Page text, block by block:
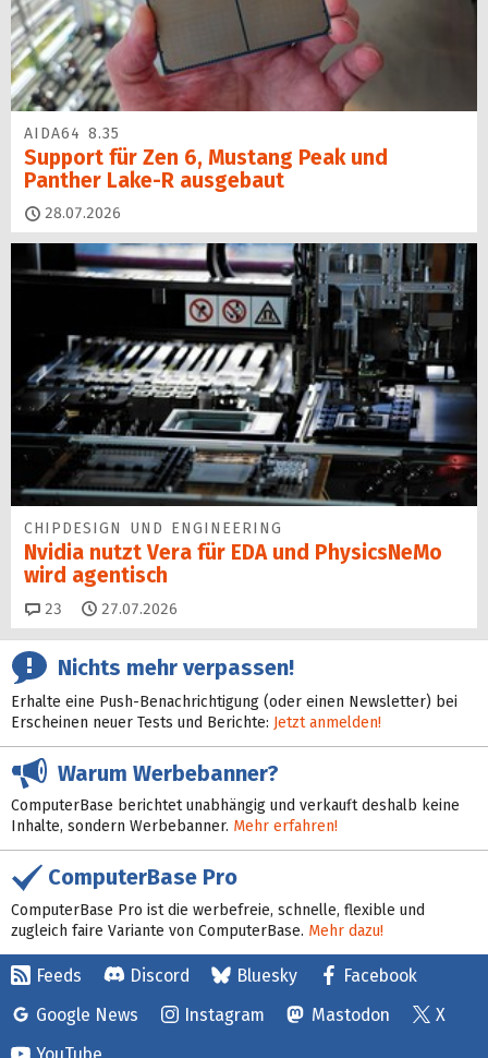
AIDA64 8.35
Support für Zen 6, Mustang Peak und
Panther Lake-R ausgebaut
28.07.2026
CHIPDESIGN UND ENGINEERING
Nvidia nutzt Vera für EDA und PhysicsNeMo
wird agentisch
23 Kommentare
27.07.2026
Nichts mehr verpassen!
Erhalte eine Push-Benachrichtigung (oder einen Newsletter) bei
Erscheinen neuer Tests und Berichte: Jetzt anmelden!
Warum Werbebanner?
ComputerBase berichtet unabhängig und verkauft deshalb keine
Inhalte, sondern Werbebanner. Mehr erfahren!
ComputerBase Pro
ComputerBase Pro ist die werbefreie, schnelle, flexible und
zugleich faire Variante von ComputerBase. Mehr dazu!
Feeds Discord Bluesky
Facebook
Google News
Instagram Mastodon
X